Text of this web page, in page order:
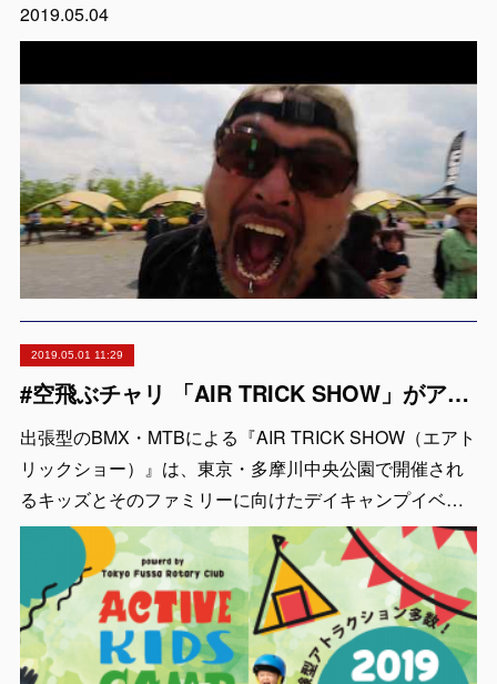
2019.05.04
2019.05.01 11:29
#空飛ぶチャリ 「AIR TRICK SHOW」がアクティブキッズキャンプに出演します
出張型のBMX・MTBによる『AIR TRICK SHOW（エアト
リックショー）』は、東京・多摩川中央公園で開催され
るキッズとそのファミリーに向けたデイキャンプイベ…